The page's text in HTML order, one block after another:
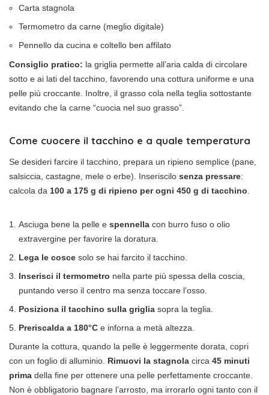
Carta stagnola
Termometro da carne (meglio digitale)
Pennello da cucina e coltello ben affilato
Consiglio pratico: la griglia permette all’aria calda di circolare
sotto e ai lati del tacchino, favorendo una cottura uniforme e una
pelle più croccante. Inoltre, il grasso cola nella teglia sottostante
evitando che la carne “cuocia nel suo grasso”.
Come cuocere il tacchino e a quale temperatura
Se desideri farcire il tacchino, prepara un ripieno semplice (pane,
salsiccia, castagne, mele o erbe). Inseriscilo senza pressare:
calcola da 100 a 175 g di ripieno per ogni 450 g di tacchino
Asciuga bene la pelle e spennella con burro fuso o olio
extravergine per favorire la doratura.
Lega le cosce solo se hai farcito il tacchino.
Inserisci il termometro nella parte più spessa della coscia,
puntando verso il centro ma senza toccare l’osso.
Posiziona il tacchino sulla griglia sopra la teglia.
Preriscalda a 180°C e inforna a metà altezza.
Durante la cottura, quando la pelle è leggermente dorata, copri
con un foglio di alluminio. Rimuovi la stagnola circa 45 minuti
prima della fine per ottenere una pelle perfettamente croccante.
Non è obbligatorio bagnare l’arrosto, ma irrorarlo ogni tanto con il